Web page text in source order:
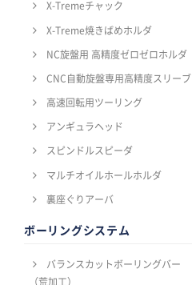
X-Tremeチャック
X-Treme焼きばめホルダ
NC旋盤用 高精度ゼロゼロホルダ
CNC自動旋盤専用高精度スリーブ
高速回転用ツーリング
アンギュラヘッド
スピンドルスピーダ
マルチオイルホールホルダ
裏座ぐりアーバ
ボーリングシステム
バランスカットボーリングバー
（荒加工）